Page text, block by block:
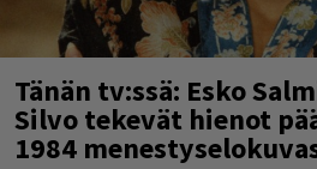
Tänän tv:ssä: Esko
Silvo tekevät hienot
1984